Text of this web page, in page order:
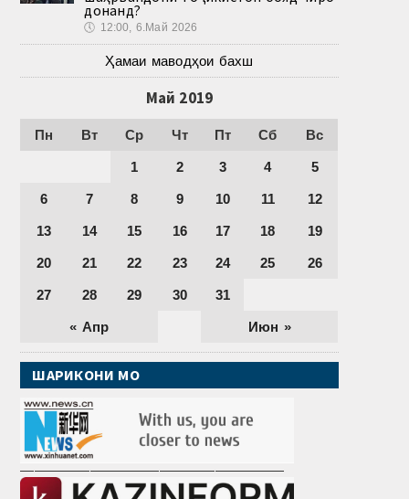
донанд?
🕔 12:00, 6.Май 2026
Ҳамаи маводҳои бахш
Май 2019
Пн Вт Ср Чт Пт Сб Вс
« Апр Июн »
1 2 3 4 5
6 7 8 9 10 11 12
13 14 15 16 17 18 19
20 21 22 23 24 25 26
27 28 29 30 31
ШАРИКОНИ МО
———————————————————